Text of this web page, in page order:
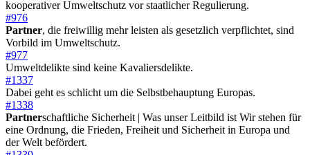
kooperativer Umweltschutz vor staatlicher Regulierung.
#976
Partner, die freiwillig mehr leisten als gesetzlich verpflichtet, sind
Vorbild im Umweltschutz.
#977
Umweltdelikte sind keine Kavaliersdelikte.
#1337
Dabei geht es schlicht um die Selbstbehauptung Europas.
#1338
Partnerschaftliche Sicherheit | Was unser Leitbild ist Wir stehen für
eine Ordnung, die Frieden, Freiheit und Sicherheit in Europa und
der Welt befördert.